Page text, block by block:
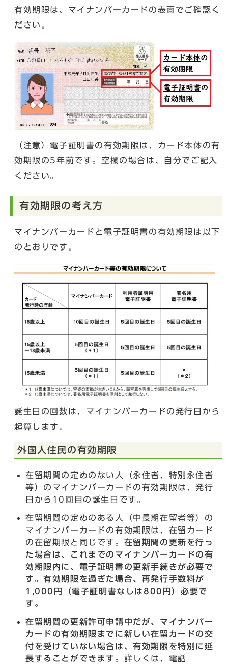
有効期限は、マイナンバーカードの表面でご確認く
ださい。
（注意）電子証明書の有効期限は、カード本体の有
効期限の5年前です。空欄の場合は、自分でご記入
ください。
有効期限の考え方
マイナンバーカードと電子証明書の有効期限は以下
のとおりです。
誕生日の回数は、マイナンバーカードの発行日から
起算します。
外国人住民の有効期限
在留期間の定めのない人（永住者、特別永住者
等）のマイナンバーカードの有効期限は、発行
日から10回目の誕生日です。
在留期間の定めのある人（中長期在留者等）の
マイナンバーカードの有効期限は、在留カード
の在留期限と同じです。 在留期間の更新を行っ
た場合は、これまでのマイナンバーカードの有
効期限内に、電子証明書の更新手続きが必要で
す。有効期限を過ぎた場合、再発行手数料が
1,000円（電子証明書なしは800円）必要で
す。
在留期間の更新許可申請中だが、マイナンバー
カードの有効期限までに新しい在留カードの交
付を受けていない場合は、有効期限を特別に延
長することができます。 詳しくは、電話